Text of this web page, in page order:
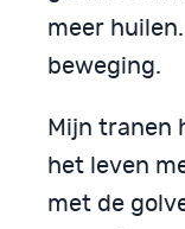
meer
beweging.
Mijn tranen
het leven
met de